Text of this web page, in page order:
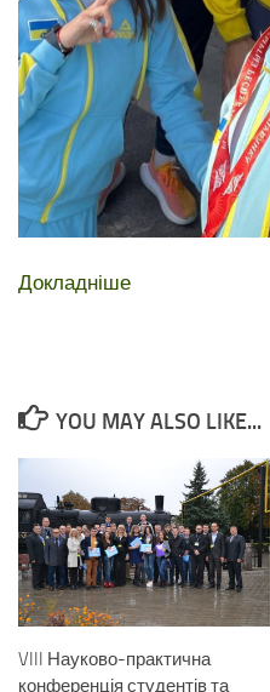
Докладніше
YOU MAY ALSO LIKE...
VIII Науково-практична
конференція студентів та